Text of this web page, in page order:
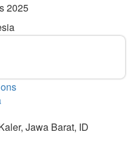
2025
Jawa Barat, ID